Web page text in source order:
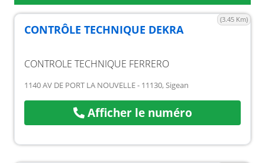
(3.45 Km)
CONTRÔLE TECHNIQUE DEKRA
CONTROLE TECHNIQUE FERRERO
1140 AV DE PORT LA NOUVELLE - 11130, Sigean
Afficher le numéro